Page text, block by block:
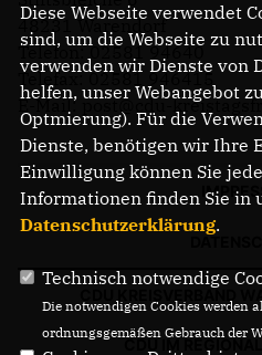
48231 Warendorf
Telefon: 02581 94640
Telefax: 02581 946415
E-Mail: post@cdu-
CDU IM
Diese Webseite verwendet
sind, um die Webseite zu
verwenden wir Dienste von
helfen, unser Webangebot
Optmierung). Für die
Dienste, benötigen wir Ihre
Einwilligung können Sie
Informationen finden Sie in
Datenschutzerklärung.
Technisch notwendige
Die notwendigen Cookies werden
ordnungsgemäßen Gebrauch der